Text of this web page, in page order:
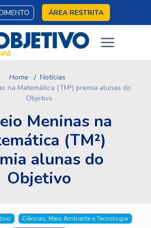
ÁREA RESTRITA
Home
Notícias
na Matemática (TM²) premia alunas do
Objetivo
Meninas na
(TM²)
alunas do
Objetivo
Ciências, Meio Ambiente e Tecnologia